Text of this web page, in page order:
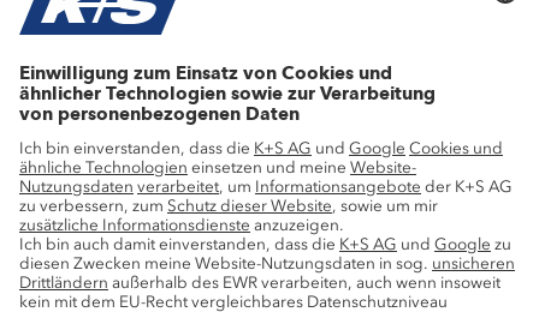
Stellenangebote
Wachstumsprojekte
Innovation
Nachhaltigkeit
Service
Pressekontakte